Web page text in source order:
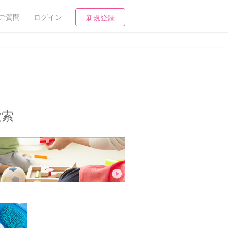
質問 ログイン 新規登録